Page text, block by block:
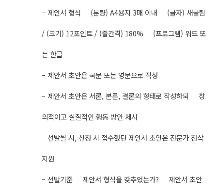
– 제안서 형식 (분량) A4용지 3매 이내 (글자) 새굴림
/ (크기) 12포인트 / (줄간격) 180% (프로그램) 워드 또
는 한글
– 제안서 초안은 국문 또는 영문으로 작성
– 제안서 초안은 서론, 본론, 결론의 형태로 작성하되 창
의적이고 실질적인 행동 방안 제시
– 선발될 시, 신청 시 접수했던 제안서 초안은 전문가 첨삭
지원
– 선발기준 제안서 형식을 갖추었는가? 제안서 초안